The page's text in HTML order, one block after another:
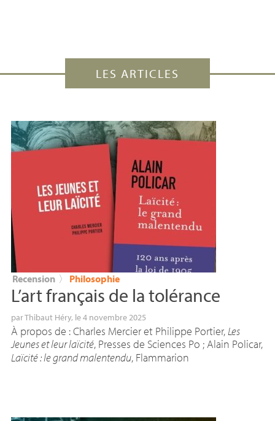
LES ARTICLES
Recension 〉 Philosophie
L’art français de la tolérance
parThibaut Héry, le 4 novembre 2025
À propos de : Charles Mercier et Philippe Portier,Les
Jeunes et leur laïcité, Presses de Sciences Po ; Alain Policar,
Laïcité : le grand malentendu, Flammarion